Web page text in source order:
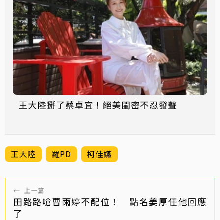
王大陸掰了蔡卓宜！絕美閨密不忍發聲
王大陸 羅PD 柯佳嬿
← 上一篇
田路路嗆曹雨婷不配位！ 點名姜厚任他回應
了